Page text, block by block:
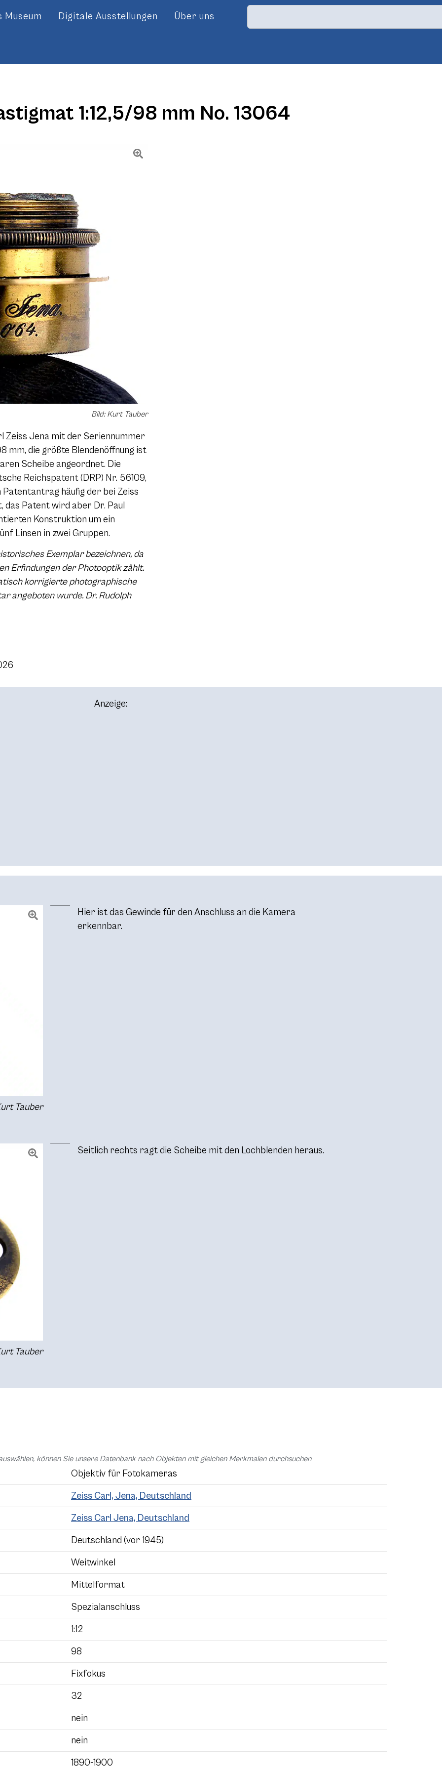
Digitale Ausstellungen Über uns
1:12,5/98 mm No. 13064
Bild: Kurt Tauber
Zeiss Jena mit der Seriennummer
mm, die größte Blendenöffnung ist
Scheibe angeordnet. Die
Reichspatent (DRP) Nr. 56109,
häufig der bei Zeiss
Patent wird aber Dr. Paul
Konstruktion um ein
Linsen in zwei Gruppen.
Exemplar bezeichnen, da
Erfindungen der Photooptik zählt.
korrigierte photographische
angeboten wurde. Dr. Rudolph
Anzeige:
Tauber
Hier ist das Gewinde für den Anschluss an die Kamera
erkennbar.
Tauber
Seitlich rechts ragt die Scheibe mit den Lochblenden heraus.
können Sie unsere Datenbank nach Objekten mit gleichen Merkmalen durchsuchen
Objektiv für Fotokameras
Zeiss Carl, Jena, Deutschland
Zeiss Carl Jena, Deutschland
Deutschland (vor 1945)
Weitwinkel
Mittelformat
Spezialanschluss
1:12
98
Fixfokus
32
nein
nein
1890-1900